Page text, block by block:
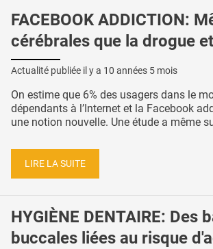
FACEBOOK ADDICTION:
cérébrales que la drogue
Actualité publiée il y a 10 années 5 mois
On estime que 6% des usagers dans le
dépendants à l’Internet et la Facebook
une notion nouvelle. Une étude a même
LIRE LA SUITE
HYGIÈNE DENTAIRE: Des
buccales liées au risque